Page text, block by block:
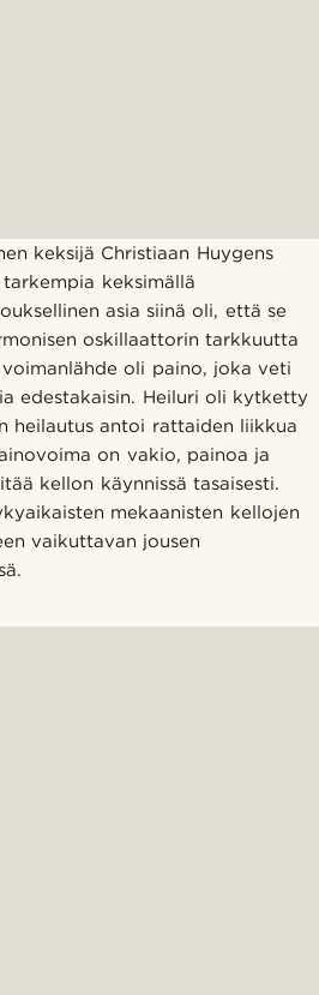
keksijä Christiaan Huygens
keksimällä
asia siinä oli, että se
oskillaattorin tarkkuutta
oli paino, joka veti
edestakaisin. Heiluri oli kytketty
heilautus antoi rattaiden liikkua
on vakio, painoa ja
kellon käynnissä tasaisesti.
mekaanisten kellojen
vaikuttavan jousen